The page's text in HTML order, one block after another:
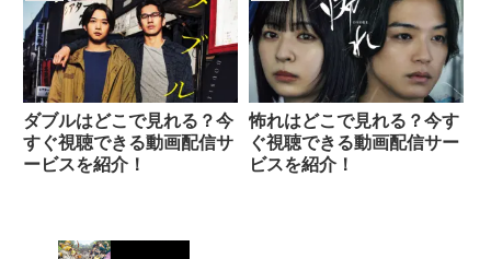
ダブルはどこで見れる？今
すぐ視聴できる動画配信サ
ービスを紹介！
怖れはどこで見れる？今す
ぐ視聴できる動画配信サー
ビスを紹介！